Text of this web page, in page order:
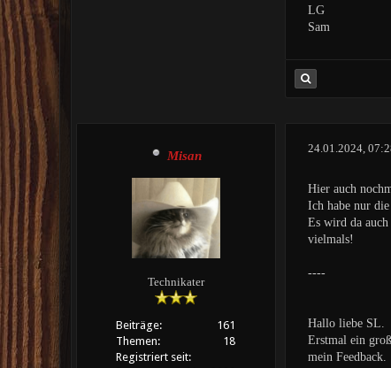
LG
Sam
Misan
Technikater
Beiträge:
161
Themen:
18
Registriert seit:
24.01.2024,
Hier auch
Ich habe nur
Es wird da
vielmals!
----
Hallo liebe SL.
Erstmal ein
mein Feedback.